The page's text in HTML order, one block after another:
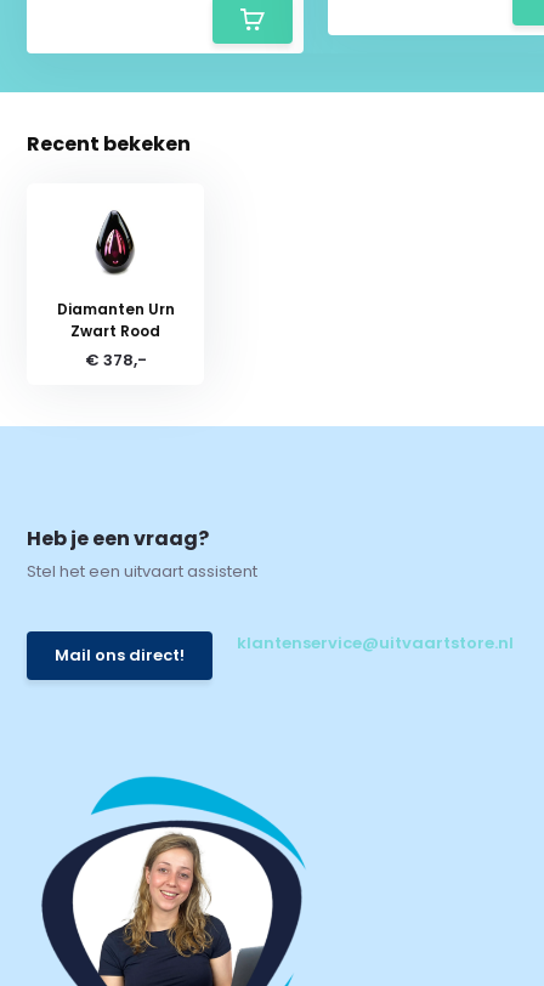
Recent bekeken
Diamanten Urn
Zwart Rood
€ 378,-
Heb je een vraag?
Stel het een uitvaart assistent
Mail ons direct!
klantenservice@uitvaartstore.nl